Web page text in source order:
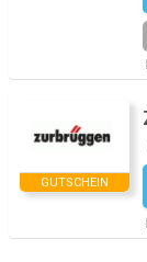
GUTSCHEIN